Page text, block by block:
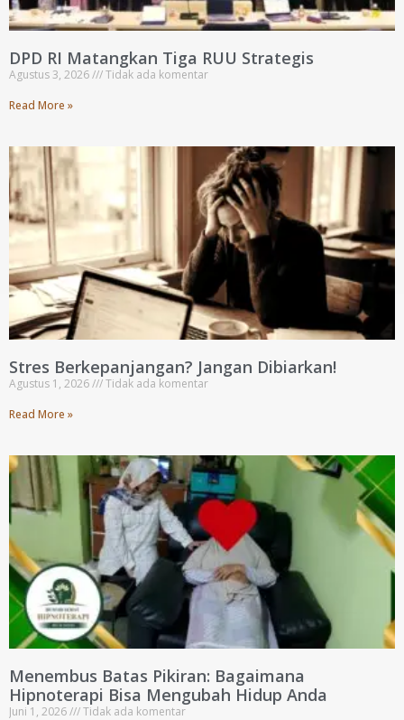
DPD RI Matangkan Tiga RUU Strategis
Agustus 3, 2026
Tidak ada komentar
Read More »
Stres Berkepanjangan? Jangan Dibiarkan!
Agustus 1, 2026
Tidak ada komentar
Read More »
Menembus Batas Pikiran: Bagaimana
Hipnoterapi Bisa Mengubah Hidup Anda
Juni 1, 2026
Tidak ada komentar